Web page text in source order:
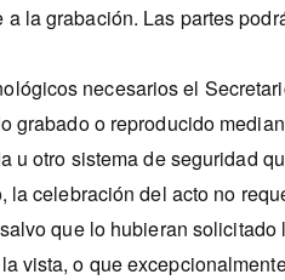
la grabación. Las partes
necesarios el
grabado o reproducido
u otro sistema de seguridad
la celebración del acto no
que lo hubieran solicitado
vista, o que